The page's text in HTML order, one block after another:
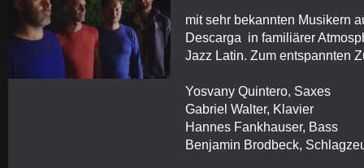
mit sehr bekannten Musikern
Descarga in familiärer
Jazz Latin. Zum entspannten
Yosvany Quintero, Saxes
Gabriel Walter, Klavier
Hannes Fankhauser, Bass
Benjamin Brodbeck,